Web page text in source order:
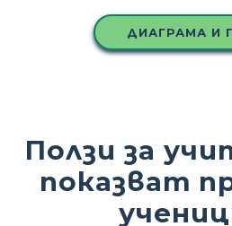
ДИАГРАМА И
Ползи за
показват